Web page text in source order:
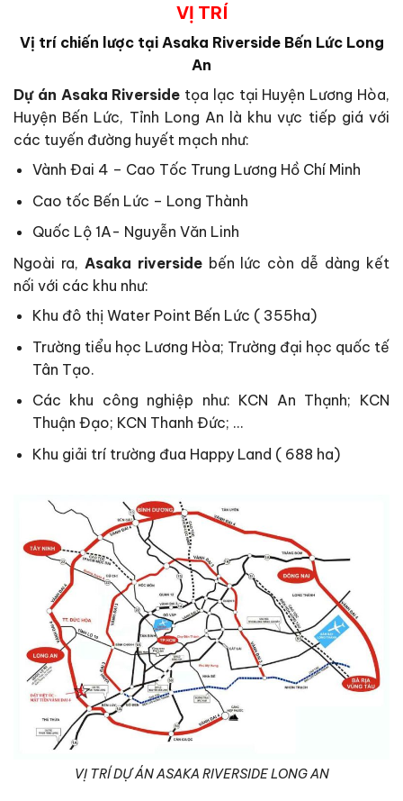
VỊ TRÍ
Vị trí chiến lược tại Asaka Riverside Bến Lức Long
An
Dự án Asaka Riverside tọa lạc tại Huyện Lương Hòa,
Huyện Bến Lức, Tỉnh Long An là khu vực tiếp giá với
các tuyến đường huyết mạch như:
Vành Đai 4 – Cao Tốc Trung Lương Hồ Chí Minh
Cao tốc Bến Lức – Long Thành
Quốc Lộ 1A- Nguyễn Văn Linh
Ngoài ra, Asaka riversidebến lức còn dễ dàng kết
nối với các khu như:
Khu đô thị Water Point Bến Lức ( 355ha)
Trường tiểu học Lương Hòa; Trường đại học quốc tế
Tân Tạo.
Các khu công nghiệp như: KCN An Thạnh; KCN
Thuận Đạo; KCN Thanh Đức; …
Khu giải trí trường đua Happy Land ( 688 ha)
VỊ TRÍ DỰ ÁN ASAKA RIVERSIDE LONG AN